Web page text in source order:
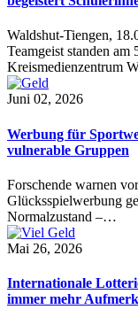
Waldshut-Tiengen,
Teamgeist standen
Kreismedienzentrum
Juni 02, 2026
Werbung für
vulnerable Gruppen
Forschende warnen
Glücksspielwerbung
Normalzustand –…
Mai 26, 2026
Internationale
immer mehr